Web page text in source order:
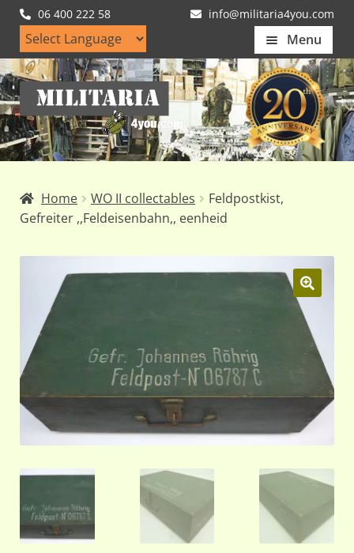
06 400 222 58 info@militaria4you.com
Menu
Home
Artikelen
Nieuws
Klantfotos
Ga
door
naar
navigatie
Ga
naar
de
inhoud
Home WO II collectables
Feldpostkist,
Gefreiter ,,Feldeisenbahn,, eenheid
🔍